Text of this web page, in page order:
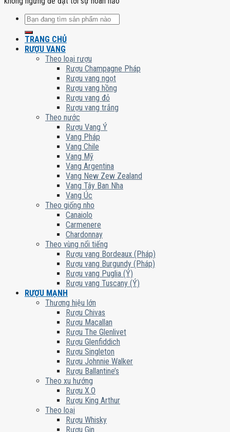
Tìm
TRANG CHỦ
RƯỢU VANG
Theo loại rượu
Rượu Champagne Pháp
Rượu vang ngọt
Rượu vang hồng
Rượu vang đỏ
Rượu vang trắng
Theo nước
Rượu Vang Ý
Vang Pháp
Vang Chile
Vang Mỹ
Vang Argentina
Vang New Zew Zealand
Vang Tây Ban Nha
Vang Úc
Theo giống nho
Canaiolo
Carmenere
Chardonnay
Theo vùng nổi tiếng
Rượu vang Bordeaux (Pháp)
Rượu vang Burgundy (Pháp)
Rượu vang Puglia (Ý)
Rượu vang Tuscany (Ý)
RƯỢU MẠNH
Thương hiệu lớn
Rượu Chivas
Rượu Macallan
Rượu The Glenlivet
Rượu Glenfiddich
Rượu Singleton
Rượu Johnnie Walker
Rượu Ballantine’s
Theo xu hướng
Rượu X.O
Rượu King Arthur
Theo loại
Rượu Whisky
Rượu Gin